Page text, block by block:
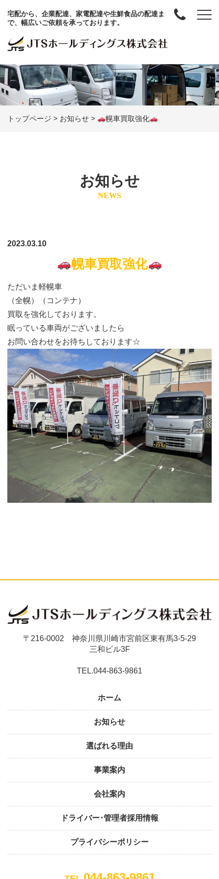
宅配から、企業配達、家電配達や生鮮食品の配達ま
で、幅広いご依頼を承っております。
トップページ > お知らせ > 幌車買取強化
お知らせ
NEWS
2023.03.10
幌車買取強化
ただいま軽幌車
（全幌）（コンテナ）
買取を強化しております。
眠っている車両がございましたら
お問い合わせをお待ちしております☆
〒216-0002 神奈川県川崎市宮前区東有馬3-5-29
三和ビル3F
TEL.044-863-9861
ホーム
お知らせ
選ばれる理由
事業案内
会社案内
ドライバー･管理者採用情報
プライバシーポリシー